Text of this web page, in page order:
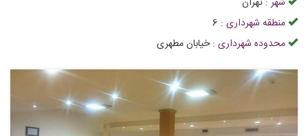
منطقه شهرداری : 6
محدوده شهرداری : خیابان مطهری
آژانس مسافرتی ستی | علاءالدین تراول